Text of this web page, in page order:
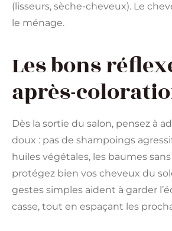
(lisseurs, sèche-cheveux). Le
le ménage.
Les bons
après-
Dès la sortie du salon, pensez à
doux : pas de shampoings
huiles végétales, les baumes
protégez bien vos cheveux du
gestes simples aident à garder
casse, tout en espaçant les